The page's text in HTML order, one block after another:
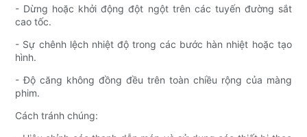
- Dừng hoặc khởi động đột ngột trên các tuyến đường sắt
cao tốc.
- Sự chênh lệch nhiệt độ trong các bước hàn nhiệt hoặc tạo
hình.
- Độ căng không đồng đều trên toàn chiều rộng của màng
phim.
Cách tránh chúng: